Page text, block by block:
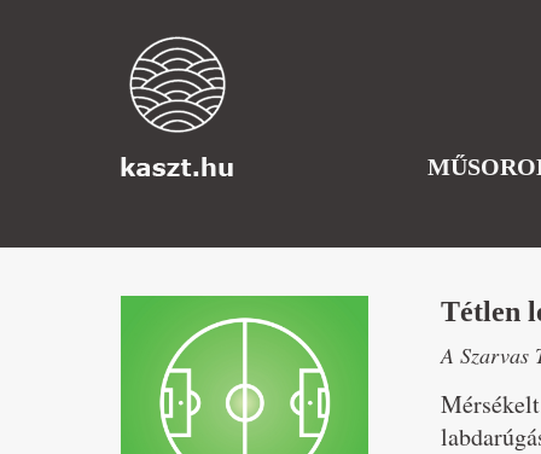
Tétlen
A Szarvas